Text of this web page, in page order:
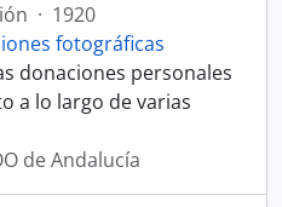
· 1920
fotográficas
donaciones personales
a lo largo de varias
de Andalucía